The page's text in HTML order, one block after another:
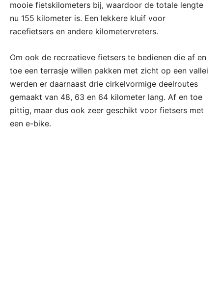
mooie fietskilometers bij, waardoor de totale lengte
nu 155 kilometer is. Een lekkere kluif voor
racefietsers en andere kilometervreters.
Om ook de recreatieve fietsers te bedienen die af en
toe een terrasje willen pakken met zicht op een vallei
werden er daarnaast drie cirkelvormige deelroutes
gemaakt van 48, 63 en 64 kilometer lang. Af en toe
pittig, maar dus ook zeer geschikt voor fietsers met
een e-bike.